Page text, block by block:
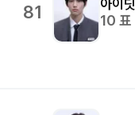
81 아이딧
10 표